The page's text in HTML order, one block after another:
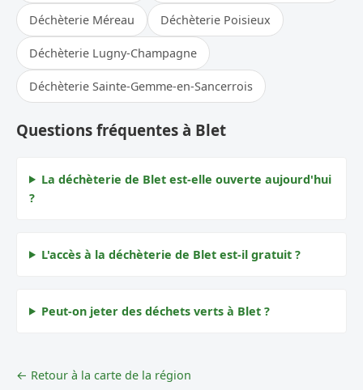
Déchèterie Méreau Déchèterie Poisieux
Déchèterie Lugny-Champagne
Déchèterie Sainte-Gemme-en-Sancerrois
Questions fréquentes à Blet
La déchèterie de Blet est-elle ouverte aujourd'hui
?
L'accès à la déchèterie de Blet est-il gratuit ?
Peut-on jeter des déchets verts à Blet ?
← Retour à la carte de la région